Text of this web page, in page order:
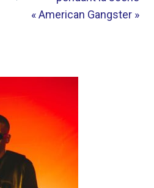
« American Gangster »